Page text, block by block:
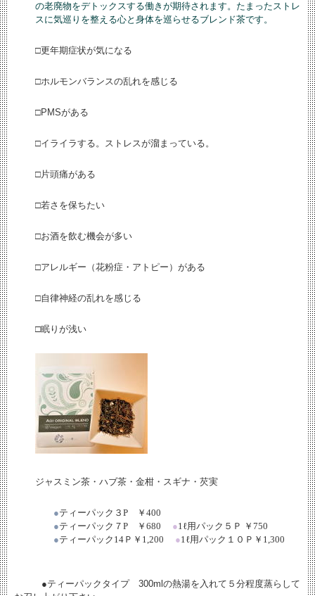
の老廃物をデトックスする働きが期待されます。たまったストレ
スに気巡りを整える心と身体を巡らせるブレンド茶です。
□更年期症状が気になる
□ホルモンバランスの乱れを感じる
□PMSがある
□イライラする。ストレスが溜まっている。
□片頭痛がある
□若さを保ちたい
□お酒を飲む機会が多い
□アレルギー（花粉症・アトピー）がある
□自律神経の乱れを感じる
□眠りが浅い
ジャスミン茶・ハブ茶・金柑・スギナ・芡実
●ティーパック３ P ￥ 400
●ティーパック７ P ￥ 680 ●1ℓ用パック５Ｐ ￥ 750
●ティーパック 14 Ｐ￥ 1,200 ●1ℓ用パック１０Ｐ￥ 1,300
●ティーパックタイプ 300mlの熱湯を入れて５分程度蒸らして